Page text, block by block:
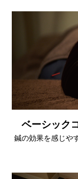
ベーシック
鍼の効果を感じや